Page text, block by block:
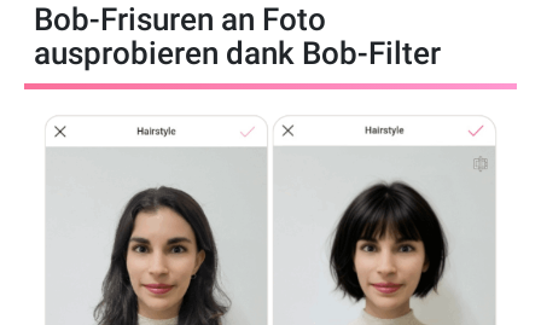
Bob-Frisuren an Foto
ausprobieren dank Bob-Filter